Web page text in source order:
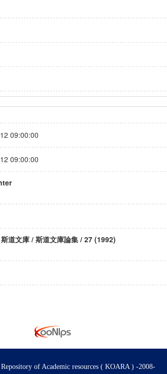
09:00:00
09:00:00
道文庫 / 斯道文庫論集 / 27 (1992)
of Academic resources ( KOARA ) -2008-